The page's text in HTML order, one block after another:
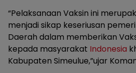
“Pelaksanaan Vaksin ini
menjadi sikap keseriusan
Daerah dalam memberikan
kepada masyarakat Indonesia
Kabupaten Simeulue,”ujar